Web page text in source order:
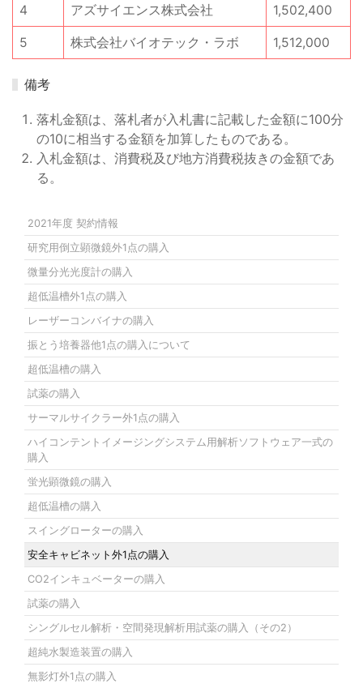
4 アズサイエンス株式会社 1,502,400
5 株式会社バイオテック・ラボ 1,512,000
備考
落札金額は、落札者が入札書に記載した金額に100分
の10に相当する金額を加算したものである。
入札金額は、消費税及び地方消費税抜きの金額であ
る。
2021年度 契約情報
研究用倒立顕微鏡外1点の購入
微量分光光度計の購入
超低温槽外1点の購入
レーザーコンバイナの購入
振とう培養器他1点の購入について
超低温槽の購入
試薬の購入
サーマルサイクラー外1点の購入
ハイコンテントイメージングシステム用解析ソフトウェア一式の
購入
蛍光顕微鏡の購入
超低温槽の購入
スイングローターの購入
安全キャビネット外1点の購入
CO2インキュベーターの購入
試薬の購入
シングルセル解析・空間発現解析用試薬の購入（その2）
超純水製造装置の購入
無影灯外1点の購入